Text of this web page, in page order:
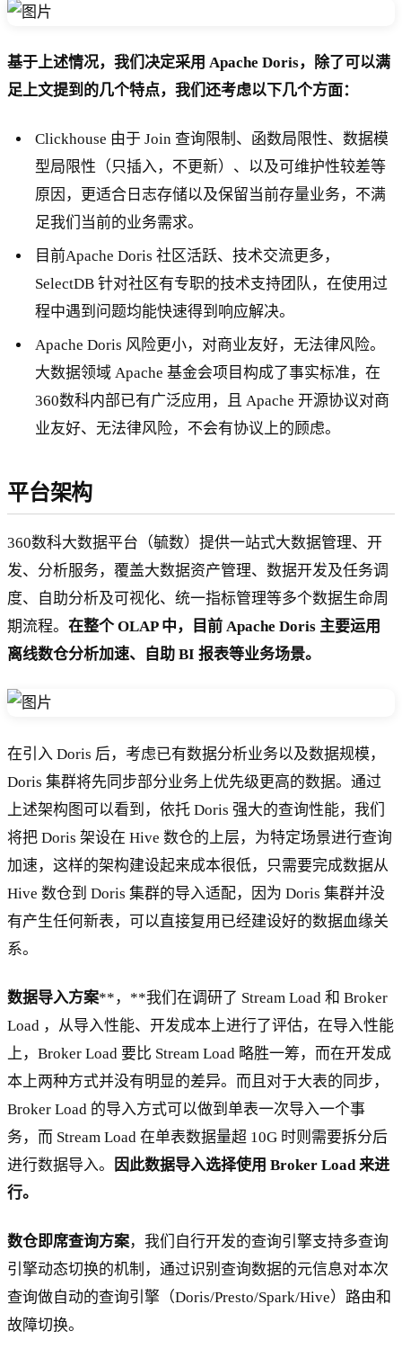
基于上述情况，我们决定采用 Apache Doris，除了可以满
足上文提到的几个特点，我们还考虑以下几个方面：
Clickhouse 由于 Join 查询限制、函数局限性、数据模
型局限性（只插入，不更新）、以及可维护性较差等
原因，更适合日志存储以及保留当前存量业务，不满
足我们当前的业务需求。
目前Apache Doris 社区活跃、技术交流更多，
SelectDB 针对社区有专职的技术支持团队，在使用过
程中遇到问题均能快速得到响应解决。
Apache Doris 风险更小，对商业友好，无法律风险。
大数据领域 Apache 基金会项目构成了事实标准，在
360数科内部已有广泛应用，且 Apache 开源协议对商
业友好、无法律风险，不会有协议上的顾虑。
平台架构
360数科大数据平台（毓数）提供一站式大数据管理、开
发、分析服务，覆盖大数据资产管理、数据开发及任务调
度、自助分析及可视化、统一指标管理等多个数据生命周
期流程。 在整个 OLAP 中，目前 Apache Doris 主要运用
离线数仓分析加速、自助 BI 报表等业务场景。
在引入 Doris 后，考虑已有数据分析业务以及数据规模，
Doris 集群将先同步部分业务上优先级更高的数据。通过
上述架构图可以看到，依托 Doris 强大的查询性能，我们
将把 Doris 架设在 Hive 数仓的上层，为特定场景进行查询
加速，这样的架构建设起来成本很低，只需要完成数据从
Hive 数仓到 Doris 集群的导入适配，因为 Doris 集群并没
有产生任何新表，可以直接复用已经建设好的数据血缘关
系。
数据导入方案**，**我们在调研了 Stream Load 和 Broker
Load ，从导入性能、开发成本上进行了评估，在导入性能
上，Broker Load 要比 Stream Load 略胜一筹，而在开发成
本上两种方式并没有明显的差异。而且对于大表的同步，
Broker Load 的导入方式可以做到单表一次导入一个事
务，而 Stream Load 在单表数据量超 10G 时则需要拆分后
进行数据导入。
因此数据导入选择使用 Broker Load 来进
行。
数仓即席查询方案，我们自行开发的查询引擎支持多查询
引擎动态切换的机制，通过识别查询数据的元信息对本次
查询做自动的查询引擎（Doris/Presto/Spark/Hive）路由和
故障切换。